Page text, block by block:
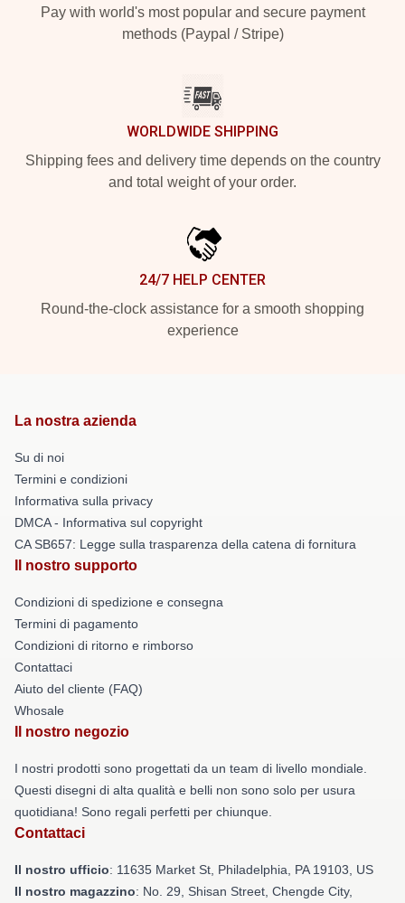
Pay with world's most popular and secure payment
methods (Paypal / Stripe)
WORLDWIDE SHIPPING
Shipping fees and delivery time depends on the country
and total weight of your order.
24/7 HELP CENTER
Round-the-clock assistance for a smooth shopping
experience
La nostra azienda
Su di noi
Termini e condizioni
Informativa sulla privacy
DMCA - Informativa sul copyright
CA SB657: Legge sulla trasparenza della catena di fornitura
Il nostro supporto
Condizioni di spedizione e consegna
Termini di pagamento
Condizioni di ritorno e rimborso
Contattaci
Aiuto del cliente (FAQ)
Whosale
Il nostro negozio
I nostri prodotti sono progettati da un team di livello mondiale.
Questi disegni di alta qualità e belli non sono solo per usura
quotidiana! Sono regali perfetti per chiunque.
Contattaci
Il nostro ufficio: 11635 Market St, Philadelphia, PA 19103, US
Il nostro magazzino: No. 29, Shisan Street, Chengde City,